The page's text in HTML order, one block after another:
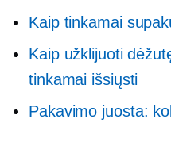
Kaip tinkamai
Kaip užklijuoti
tinkamai išsiųsti
Pakavimo juosta: